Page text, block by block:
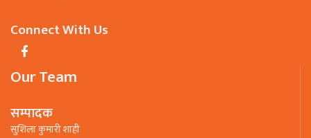
Connect With Us
Our Team
सम्पादक
सुशिला कुमारी शाही